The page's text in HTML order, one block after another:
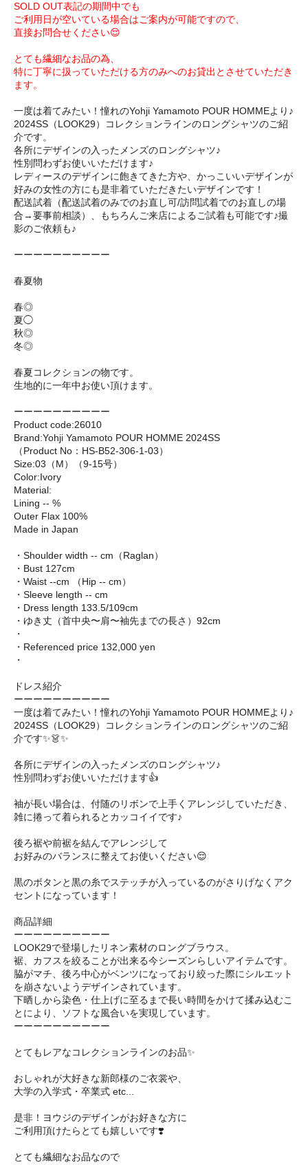
SOLD OUT表記の期間中でも
ご利用日が空いている場合はご案内が可能ですので、
直接お問合せください😌
とても繊細なお品の為、
特に丁寧に扱っていただける方のみへのお貸出とさせていただき
ます。
一度は着てみたい！憧れのYohji Yamamoto POUR HOMMEより♪
2024SS（LOOK29）コレクションラインのロングシャツのご紹
介です。
各所にデザインの入ったメンズのロングシャツ♪
性別問わずお使いいただけます♪
レディースのデザインに飽きてきた方や、かっこいいデザインが
好みの女性の方にも是非着ていただきたいデザインです！
配送試着（配送試着のみでのお直し可/訪問試着でのお直しの場
合→要事前相談）、もちろんご来店によるご試着も可能です♪撮
影のご依頼も♪
ーーーーーーーーーー
春夏物
春◎
夏◯
秋◎
冬◎
春夏コレクションの物です。
生地的に一年中お使い頂けます。
ーーーーーーーーーー
Product code:26010
Brand:Yohji Yamamoto POUR HOMME 2024SS
（Product No：HS-B52-306-1-03）
Size:03（M）（9-15号）
Color:Ivory
Material:
Lining -- %
Outer Flax 100%
Made in Japan
・Shoulder width -- cm（Raglan）
・Bust 127cm
・Waist --cm （Hip -- cm）
・Sleeve length -- cm
・Dress length 133.5/109cm
・ゆき丈（首中央〜肩〜袖先までの長さ）92cm
・
・Referenced price 132,000 yen
・
ドレス紹介
ーーーーーーーーーー
一度は着てみたい！憧れのYohji Yamamoto POUR HOMMEより♪
2024SS（LOOK29）コレクションラインのロングシャツのご紹
介です✨👗✨
各所にデザインの入ったメンズのロングシャツ♪
性別問わずお使いいただけます👍
袖が長い場合は、付随のリボンで上手くアレンジしていただき、
雑に捲って着られるとカッコイイです♪
後ろ裾や前裾を結んでアレンジして
お好みのバランスに整えてお使いください😌
黒のボタンと黒の糸でステッチが入っているのがさりげなくアク
セントになっています！
商品詳細
ーーーーーーーーーー
LOOK29で登場したリネン素材のロングブラウス。
裾、カフスを絞ることが出来る今シーズンらしいアイテムです。
脇がマチ、後ろ中心がベンツになっており絞った際にシルエット
を崩さないようデザインされています。
下晒しから染色・仕上げに至るまで長い時間をかけて揉み込むこ
とにより、ソフトな風合いを実現しています。
ーーーーーーーーーー
とてもレアなコレクションラインのお品✨
おしゃれが大好きな新郎様のご衣裳や、
大学の入学式・卒業式 etc...
是非！ヨウジのデザインがお好きな方に
ご利用頂けたらとても嬉しいです❣️
とても繊細なお品なので